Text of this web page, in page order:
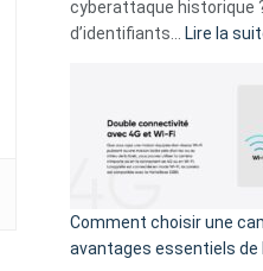
9
cyberattaque historique
d’identifiants…
Lire la
Comment choisir une
avantages essentiels de